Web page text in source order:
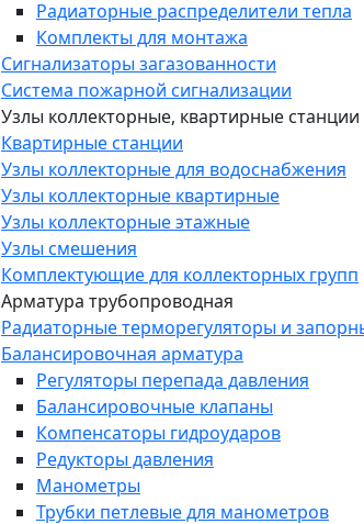
Радиаторные распределители тепла
Комплекты для монтажа
Сигнализаторы загазованности
Система пожарной сигнализации
Узлы коллекторные, квартирные станции
Квартирные станции
Узлы коллекторные для водоснабжения
Узлы коллекторные квартирные
Узлы коллекторные этажные
Узлы смешения
Комплектующие для коллекторных групп
Арматура трубопроводная
Радиаторные терморегуляторы и
Балансировочная арматура
Регуляторы перепада давления
Балансировочные клапаны
Компенсаторы гидроударов
Редукторы давления
Манометры
Трубки петлевые для манометров